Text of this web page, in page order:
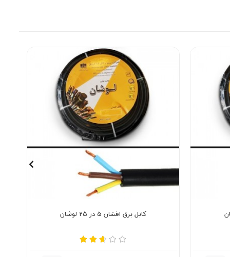
کابل برق افشان 5 در 25 لوشان